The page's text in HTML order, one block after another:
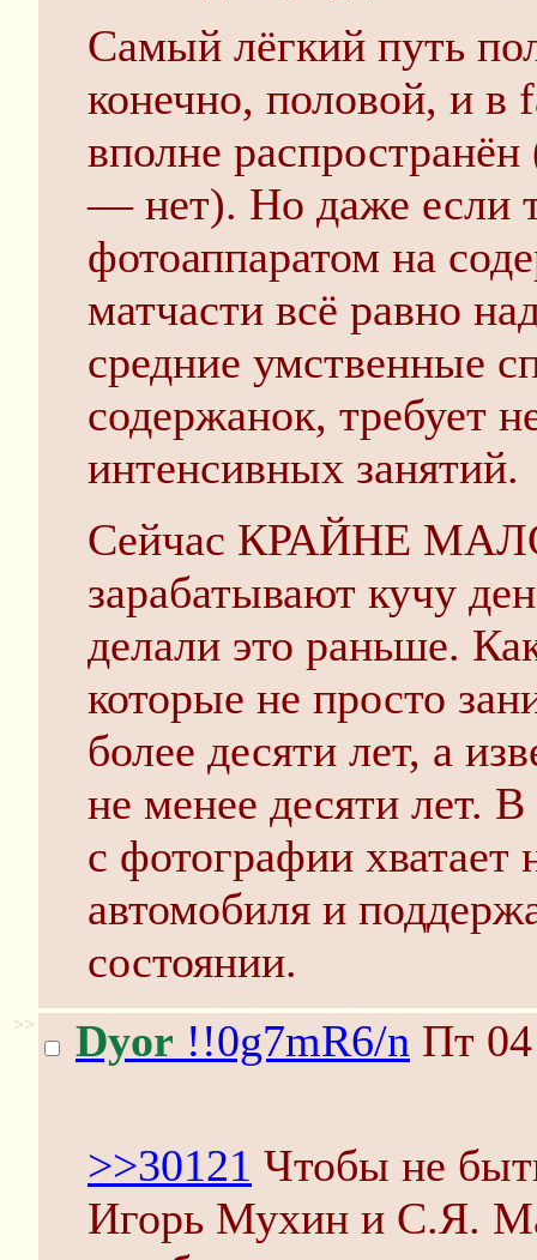
Самый лёгкий путь
конечно, половой, и в
вполне
— нет). Но даже если
фотоаппаратом на
матчасти всё равно
средние умственные
содержанок, требует
интенсивных занятий.
Сейчас КРАЙНЕ
зарабатывают кучу
делали это раньше.
которые не просто
более десяти лет, а
не менее десяти лет.
с фотографии хватает
автомобиля и
состоянии.
>> Dyor !!0g7mR6/n Пт
>>30121 Чтобы не
Игорь Мухин и С.Я.